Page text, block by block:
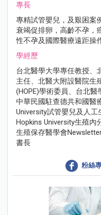
專長
專精試管嬰兒，及艱困案
衰竭促排卵，高齡不孕，
性不孕及國際醫療遠距操
學經歷
台北醫學大學專任教授、
主任、北醫大附設醫院生
(HOPE)學術委員、台北醫
中華民國駐查德共和國醫
University試管嬰兒及人
Hopkins University生殖內
生殖保存醫學會
書長
粉絲